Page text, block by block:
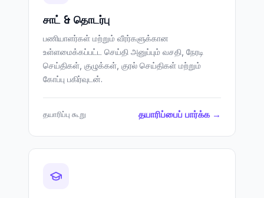
சாட் & தொடர்பு
பணியாளர்கள் மற்றும் வீரர்களுக்கான
உள்ளமைக்கப்பட்ட செய்தி அனுப்பும் வசதி, நேரடி
செய்திகள், குழுக்கள், குரல் செய்திகள் மற்றும்
கோப்பு பகிர்வுடன்.
தயாரிப்பு கூறு தயாரிப்பைப் பார்க்க →